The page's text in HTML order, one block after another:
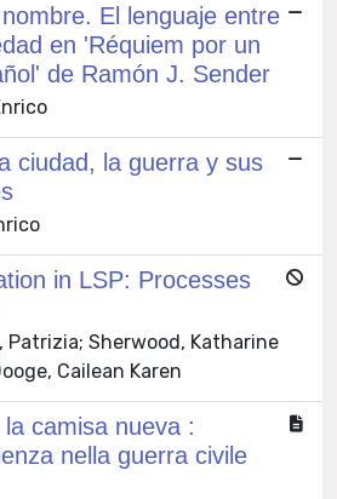
El lenguaje entre
en 'Réquiem por un
de Ramón J. Sender
ciudad, la guerra y sus
in LSP: Processes
Patrizia; Sherwood, Katharine
Cailean Karen
camisa nueva :
nella guerra civile